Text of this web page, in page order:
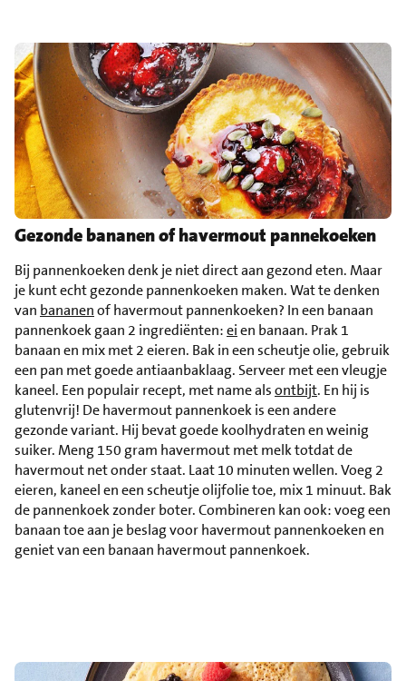
Gezonde bananen of havermout pannekoeken
Bij pannenkoeken denk je niet direct aan gezond eten. Maar
je kunt echt gezonde pannenkoeken maken. Wat te denken
van bananenof havermout pannenkoeken? In een banaan
pannenkoek gaan 2 ingrediënten:eien banaan. Prak 1
banaan en mix met 2 eieren. Bak in een scheutje olie, gebruik
een pan met goede antiaanbaklaag. Serveer met een vleugje
kaneel. Een populair recept, met name alsontbijt. En hij is
glutenvrij! De havermout pannenkoek is een andere
gezonde variant. Hij bevat goede koolhydraten en weinig
suiker. Meng 150 gram havermout met melk totdat de
havermout net onder staat. Laat 10 minuten wellen. Voeg 2
eieren, kaneel en een scheutje olijfolie toe, mix 1 minuut. Bak
de pannenkoek zonder boter. Combineren kan ook: voeg een
banaan toe aan je beslag voor havermout pannenkoeken en
geniet van een banaan havermout pannenkoek.